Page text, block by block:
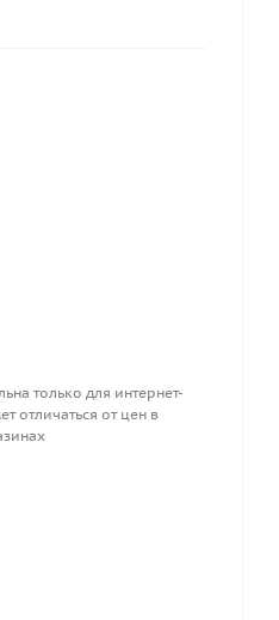
профилем, который
из замка рыма. под
только для интернет-
отличаться от цен в